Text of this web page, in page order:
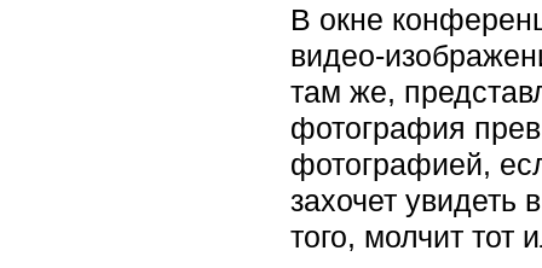
В окне
видео-
там же,
фотография
фотографией,
захочет увидеть
того, молчит тот